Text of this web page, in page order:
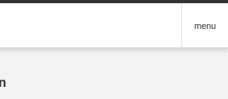
menu